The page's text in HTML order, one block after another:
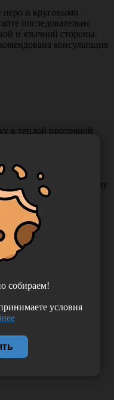
перо и круговыми
последовательно
и язычной стороны.
консультация
в теплой проточной
неточности или
такую проблему
товара
собираем!
условия